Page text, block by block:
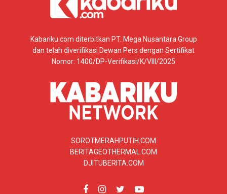
Kabariku.com diterbitkan PT. Mega Nusantara Group
dan telah diverifikasi Dewan Pers dengan Sertifikat
Nomor: 1400/DP-Verifikasi/K/VIII/2025
SOROTMERAHPUTIH.COM
BERITAGEOTHERMAL.COM
DJITUBERITA.COM